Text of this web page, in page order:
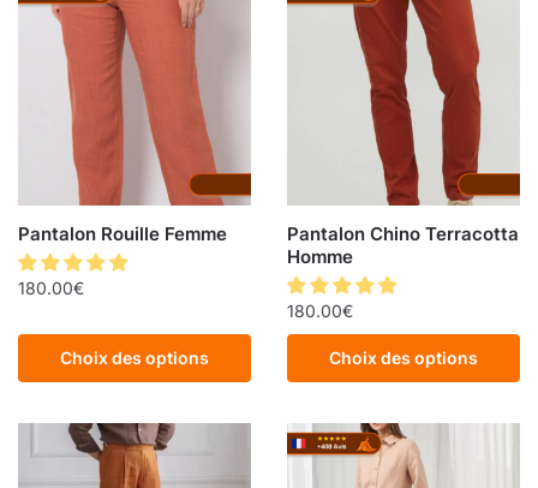
Pantalon Rouille Femme
180.00€
Choix des options
Pantalon Chino Terracotta
Homme
180.00€
Choix des options